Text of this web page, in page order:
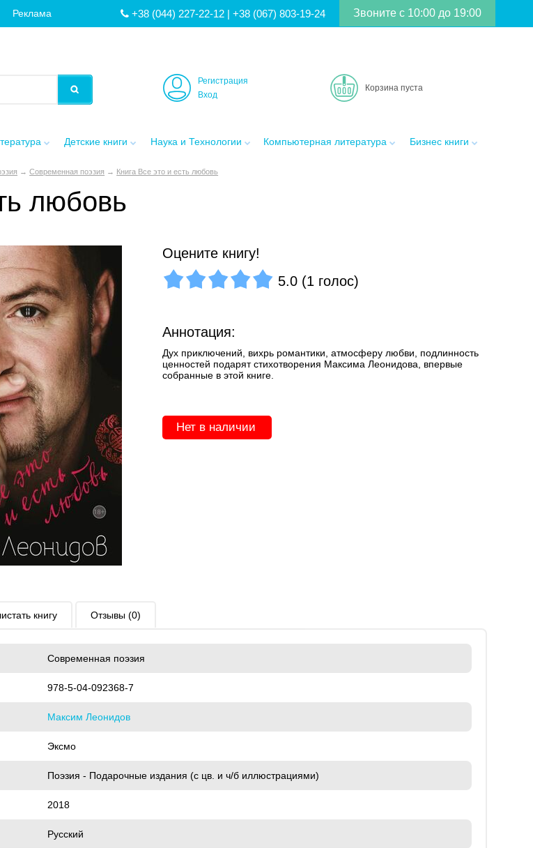
Реклама Звоните с 10:00 до 19:00
+38 (044) 227-22-12 |+38 (067) 803-19-24
Корзина пуста
Регистрация
Вход
Детские книги Наука и Технологии Компьютерная литература Бизнес книги
→Современная поэзия → Книга Все это и есть любовь
любовь
Оцените книгу!
5.0 (1 голос)
Аннотация:
Дух приключений, вихрь романтики, атмосферу любви, подлинность
ценностей подарят стихотворения Максима Леонидова, впервые
собранные в этой книге.
Нет в наличии
книгу Отзывы (0)
Современная поэзия
978-5-04-092368-7
Максим Леонидов
Эксмо
Поэзия - Подарочные издания (с цв. и ч/б иллюстрациями)
2018
Русский